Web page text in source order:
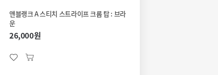
앤블랭크 A 스티치 스트라이프 크롭 탑 : 브라
운
26,000원